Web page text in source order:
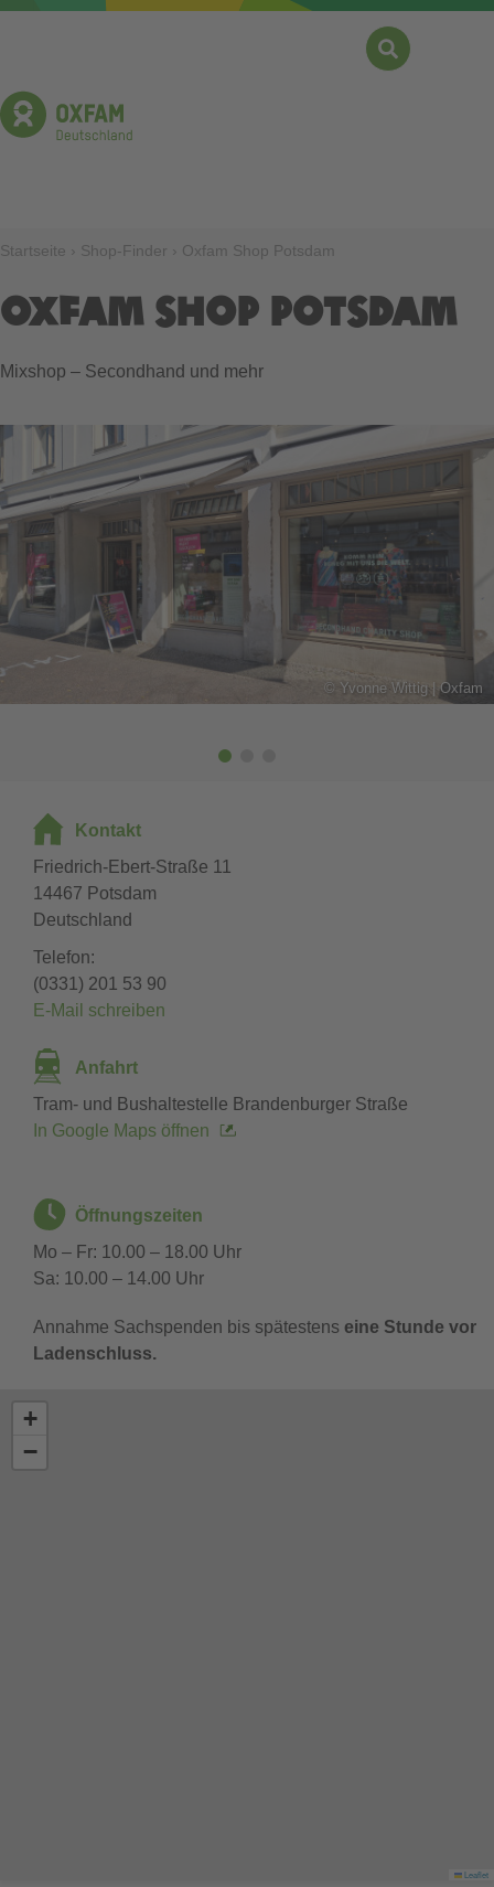
Direkt
Pfadnavigation
Startseite Shop-Finder Oxfam Shop Potsdam
Oxfam Shop Potsdam
Mixshop – Secondhand und mehr
© Yvonne Wittig | Oxfam
Kontakt
Friedrich-Ebert-Straße 11
14467 Potsdam
Deutschland
Telefon
(0331) 201 53 90
E-Mail schreiben
Anfahrt
Tram- und Bushaltestelle Brandenburger Straße
In Google Maps öffnen
Öffnungszeiten
Mo – Fr: 10.00 – 18.00 Uhr
Sa: 10.00 – 14.00 Uhr
Annahme Sachspenden bis spätestens eine Stunde vor
Ladenschluss.
+
−
Leaflet